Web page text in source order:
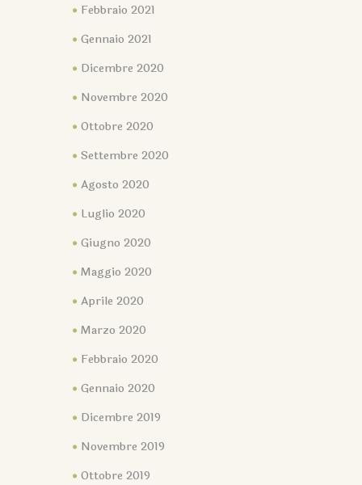
Febbraio 2021
Gennaio 2021
Dicembre 2020
Novembre 2020
Ottobre 2020
Settembre 2020
Agosto 2020
Luglio 2020
Giugno 2020
Maggio 2020
Aprile 2020
Marzo 2020
Febbraio 2020
Gennaio 2020
Dicembre 2019
Novembre 2019
Ottobre 2019